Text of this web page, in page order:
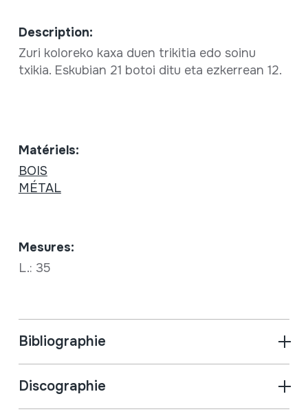
Description:
Zuri koloreko kaxa duen trikitia edo soinu
txikia. Eskubian 21 botoi ditu eta ezkerrean 12.
Matériels:
BOIS
MÉTAL
Mesures:
L.: 35
Bibliographie
Discographie